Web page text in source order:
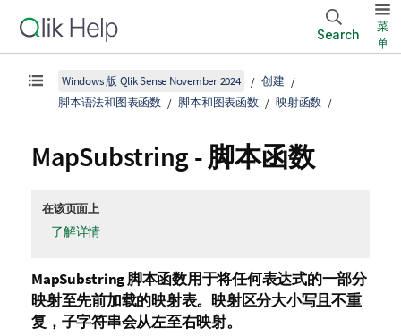
Search
菜
单
Windows 版 Qlik Sense November 2024
创建
脚本语法和图表函数
脚本和图表函数 映射函数
MapSubstring - 脚本函数
在该页面上
了解详情
MapSubstring脚本函数用于将任何表达式的一部分
映射至先前加载的映射表。映射区分大小写且不重
复，子字符串会从左至右映射。